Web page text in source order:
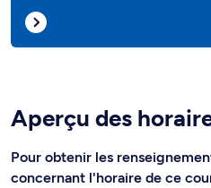
Aperçu des
Pour obtenir les
concernant l'horaire de ce